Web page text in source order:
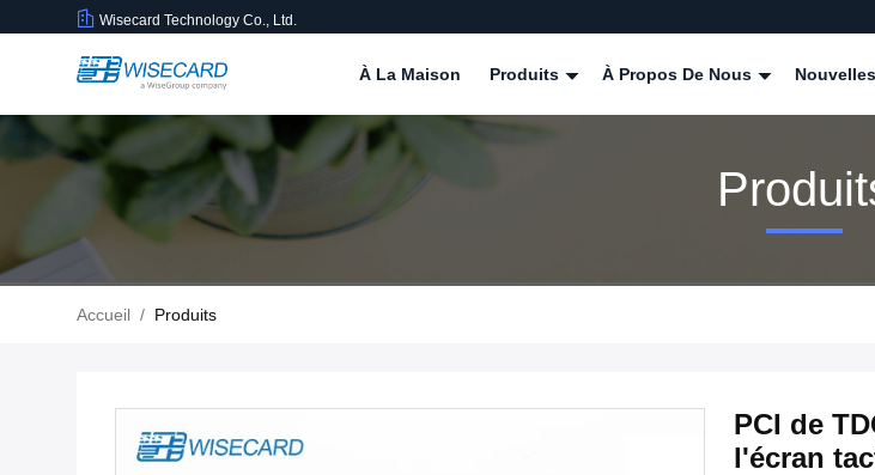
Wisecard Technology Co., Ltd.
À La Maison Produits À Propos De Nous Nouvelles
Accueil / Produits
PCI de
l'écran